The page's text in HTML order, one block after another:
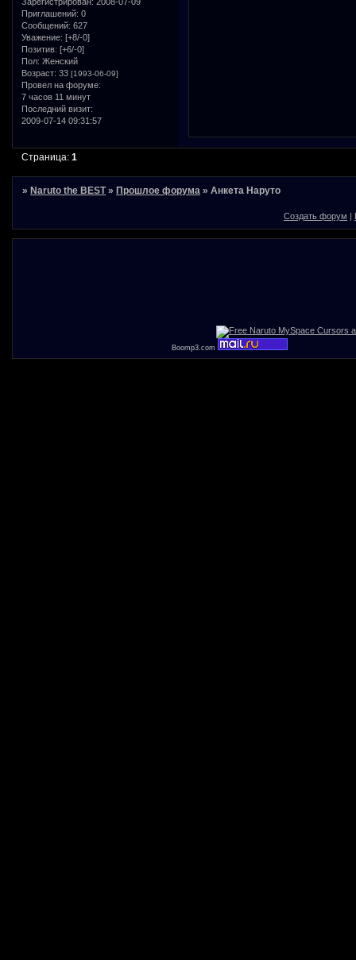
Приглашений: 0
Сообщений: 627
Уважение: [+8/-0]
Позитив: [+6/-0]
Пол: Женский
Возраст: 33 [1993-06-09]
Провел на форуме:
7 часов 11 минут
Последний визит:
2009-07-14 09:31:57
Страница:1
» Naruto the BEST » Прошлое форума »Анкета Наруто
Создать форум |
Boomp3.com